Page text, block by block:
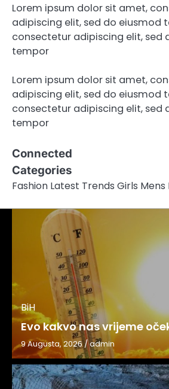
Lorem ipsum dolor sit amet,
adipiscing elit, sed do eiusmod
consectetur adipiscing elit, sed
tempor
Lorem ipsum dolor sit amet,
adipiscing elit, sed do eiusmod
consectetur adipiscing elit, sed
tempor
Connected
Categories
Fashion Latest Trends Girls
BiH
Evo kakvo nas vrijeme
9 Augusta, 2026/admin